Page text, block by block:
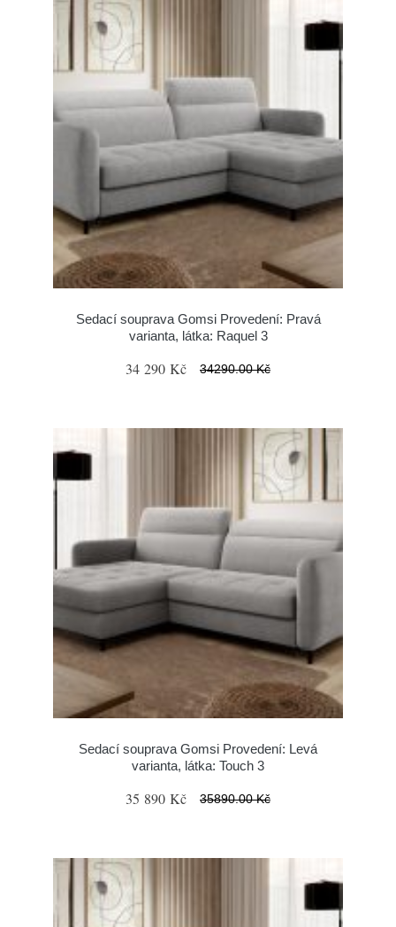
Sedací souprava Gomsi Provedení: Pravá
varianta, látka: Raquel 3
34 290 Kč 34290.00 Kč
Sedací souprava Gomsi Provedení: Levá
varianta, látka: Touch 3
35 890 Kč 35890.00 Kč